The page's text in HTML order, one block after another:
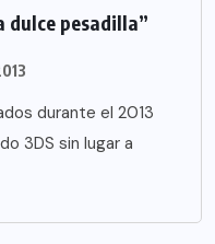
dulce pesadilla”
durante el 2013
3DS sin lugar a